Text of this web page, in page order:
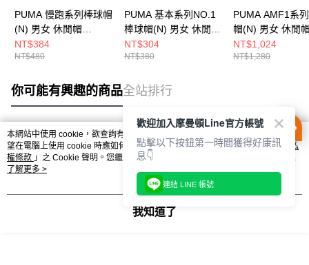
PUMA 慢跑系列棒球帽
(N) 男女 休閒帽
02616909
NT$384
NT$480
PUMA 基本系列NO.1
棒球帽(N) 男女 休閒帽
02599902
NT$304
NT$380
PUMA AMF1系
帽(N) 男女 休閒
02693801
NT$1,024
NT$1,280
你可能有興趣的商品全站排行
熱門標籤
本網站中使用 cookie，欲查詢有關本網站使用 cookie 方式之詳情，及若您不希
望在電腦上使用 cookie 時應如何變更電腦的 cookie 設定，請參閱本網站「
隱私
權條款 」之 Cookie 聲明。您繼續使用本網站即表示您同意本公司得按本網站使
用條款之 Cookie 聲明使用 cookie。
了解更多 >
我知道了
歡迎加入摩曼頓Line官方帳號
點擊以下按鈕第一時間獲得好康訊
息👇
連結 LINE 帳號